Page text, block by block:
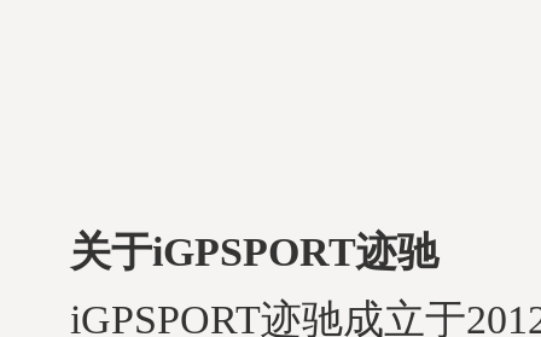
关于iGPSPORT迹驰
iGPSPORT迹驰成立于